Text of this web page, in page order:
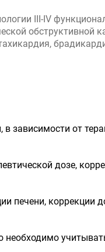
III-IV
обструктивной
зависимости от
дозе,
печени, коррекции
необходимо